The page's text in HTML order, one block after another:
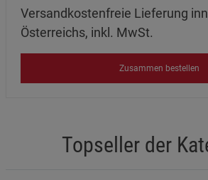
Versandkostenfreie Lieferung
Österreichs, inkl. MwSt.
Zusammen bestellen
Topseller der